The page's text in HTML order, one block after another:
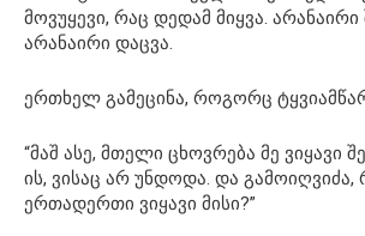
მოვუყევი, რაც დედამ მიყვა. არანაირი
არანაირი დაცვა.
ერთხელ გამეცინა, როგორც
“მაშ ასე, მთელი ცხოვრება მე ვიყავი
ის, ვისაც არ უნდოდა. და გამოიღვიძა,
ერთადერთი ვიყავი მისი?”